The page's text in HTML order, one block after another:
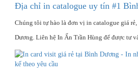
Địa chỉ in catalogue uy tín #1
Chúng tôi tự hào là đơn vị in catalogue giá
Dương. Liên hệ In Ấn Trần Hùng để được tư